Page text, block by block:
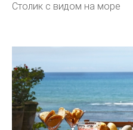
Столик с видом на море